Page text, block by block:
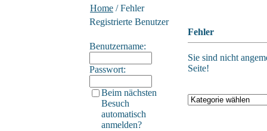
Home / Fehler
Registrierte Benutzer
Benutzername:
Passwort:
Beim nächsten
Besuch
automatisch
anmelden?
Fehler
Sie sind nicht
Seite!